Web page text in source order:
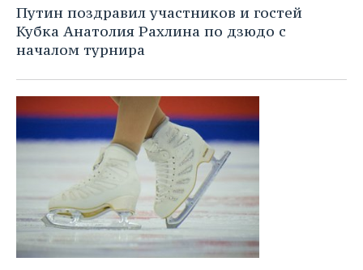
Путин поздравил участников и гостей
Кубка Анатолия Рахлина по дзюдо с
началом турнира